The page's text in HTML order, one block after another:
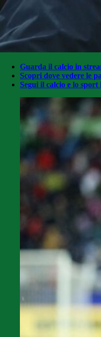
Guarda il calcio in
Scopri dove vedere le
Segui il calcio e lo